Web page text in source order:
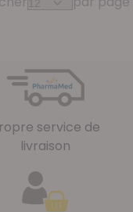
service de
livraison